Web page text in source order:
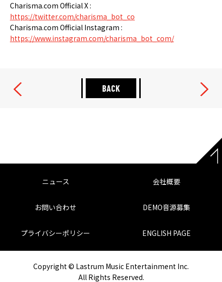
Charisma.com Official X :
https://twitter.com/charisma_bot_co
Charisma.com Official Instagram :
https://www.instagram.com/charisma_bot_com/
BACK
ニュース 会社概要
お問い合わせ DEMO音源募集
プライバシーポリシー ENGLISH PAGE
Copyright © Lastrum Music Entertainment Inc.
All Rights Reserved.